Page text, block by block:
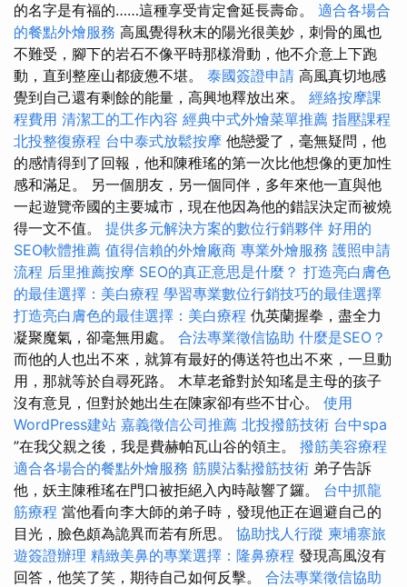
的名字是有福的……這種享受肯定會延長壽命。 適合各場合
的餐點外燴服務 高風覺得秋末的陽光很美妙，刺骨的風也
不難受，腳下的岩石不像平時那樣滑動，他不介意上下跑
動，直到整座山都疲憊不堪。 泰國簽證申請 高風真切地感
覺到自己還有剩餘的能量，高興地釋放出來。 經絡按摩課
程費用 清潔工的工作內容 經典中式外燴菜單推薦 指壓課程
北投整復療程 台中泰式放鬆按摩 他戀愛了，毫無疑問，他
的感情得到了回報，他和陳稚瑤的第一次比他想像的更加性
感和滿足。 另一個朋友，另一個同伴，多年來他一直與他
一起遊覽帝國的主要城市，現在他因為他的錯誤決定而被燒
得一文不值。 提供多元解決方案的數位行銷夥伴 好用的
SEO軟體推薦 值得信賴的外燴廠商 專業外燴服務 護照申請
流程 后里推薦按摩 SEO的真正意思是什麼？ 打造亮白膚色
的最佳選擇：美白療程 學習專業數位行銷技巧的最佳選擇
打造亮白膚色的最佳選擇：美白療程 仇英蘭握拳，盡全力
凝聚魔氣，卻毫無用處。 合法專業徵信協助 什麼是SEO？
而他的人也出不來，就算有最好的傳送符也出不來，一旦動
用，那就等於自尋死路。 木草老爺對於知瑤是主母的孩子
沒有意見，但對於她出生在陳家卻有些不甘心。 使用
WordPress建站 嘉義徵信公司推薦 北投撥筋技術 台中spa
”在我父親之後，我是費赫帕瓦山谷的領主。 撥筋美容療程
適合各場合的餐點外燴服務 筋膜沾黏撥筋技術 弟子告訴
他，妖主陳稚瑤在門口被拒絕入內時敲響了鑼。 台中抓龍
筋療程 當他看向李大師的弟子時，發現他正在迴避自己的
目光，臉色頗為詭異而若有所思。 協助找人行蹤 柬埔寨旅
遊簽證辦理 精緻美鼻的專業選擇：隆鼻療程 發現高風沒有
回答，他笑了笑，期待自己如何反擊。 合法專業徵信協助